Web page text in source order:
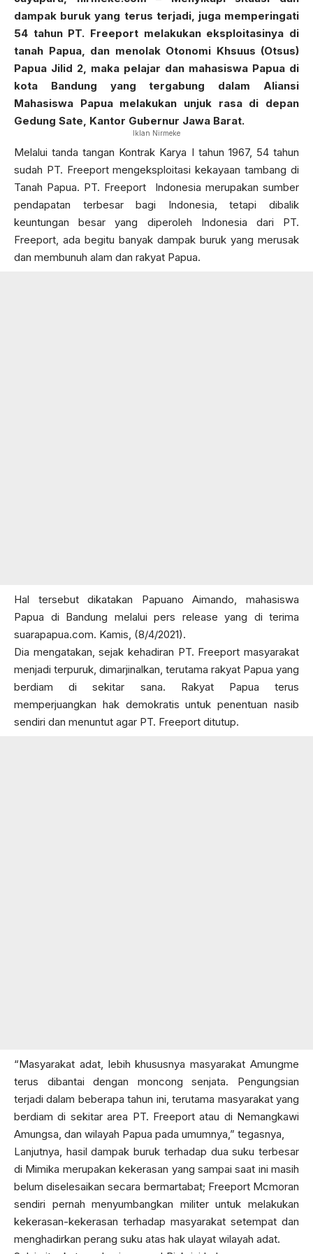
dampak buruk yang terus terjadi, juga memperingati
54 tahun PT. Freeport melakukan eksploitasinya di
tanah Papua, dan menolak Otonomi Khsuus (Otsus)
Papua Jilid 2, maka pelajar dan mahasiswa Papua di
kota Bandung yang tergabung dalam Aliansi
Mahasiswa Papua melakukan unjuk rasa di depan
Gedung Sate, Kantor Gubernur Jawa Barat.
Iklan Nirmeke
Melalui tanda tangan Kontrak Karya I tahun 1967, 54 tahun
sudah PT. Freeport mengeksploitasi kekayaan tambang di
Tanah Papua. PT. Freeport Indonesia merupakan sumber
pendapatan terbesar bagi Indonesia, tetapi dibalik
keuntungan besar yang diperoleh Indonesia dari PT.
Freeport, ada begitu banyak dampak buruk yang merusak
dan membunuh alam dan rakyat Papua.
Hal tersebut dikatakan Papuano Aimando, mahasiswa
Papua di Bandung melalui pers release yang di terima
suarapapua.com. Kamis, (8/4/2021).
Dia mengatakan, sejak kehadiran PT. Freeport masyarakat
menjadi terpuruk, dimarjinalkan, terutama rakyat Papua yang
berdiam di sekitar sana. Rakyat Papua terus
memperjuangkan hak demokratis untuk penentuan nasib
sendiri dan menuntut agar PT. Freeport ditutup.
“Masyarakat adat, lebih khususnya masyarakat Amungme
terus dibantai dengan moncong senjata. Pengungsian
terjadi dalam beberapa tahun ini, terutama masyarakat yang
berdiam di sekitar area PT. Freeport atau di Nemangkawi
Amungsa, dan wilayah Papua pada umumnya,” tegasnya,
Lanjutnya, hasil dampak buruk terhadap dua suku terbesar
di Mimika merupakan kekerasan yang sampai saat ini masih
belum diselesaikan secara bermartabat; Freeport Mcmoran
sendiri pernah menyumbangkan militer untuk melakukan
kekerasan-kekerasan terhadap masyarakat setempat dan
menghadirkan perang suku atas hak ulayat wilayah adat.